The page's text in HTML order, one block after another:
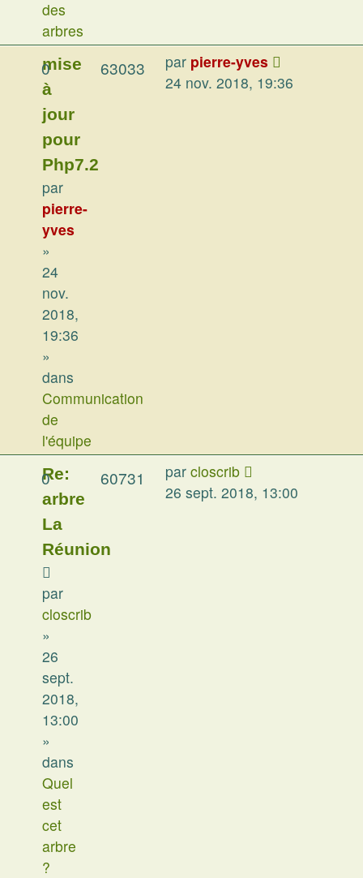
des
arbres
mise
à
jour
pour
Php7.2
par
pierre-
yves
»
24
nov.
2018,
19:36
»
dans
Communication
de
l'équipe
0 63033 par pierre-yves
24 nov. 2018, 19:36
Re:
arbre
La
Réunion
par
closcrib
»
26
sept.
2018,
13:00
»
dans
Quel
est
cet
arbre
?
0 60731 par closcrib
26 sept. 2018, 13:00